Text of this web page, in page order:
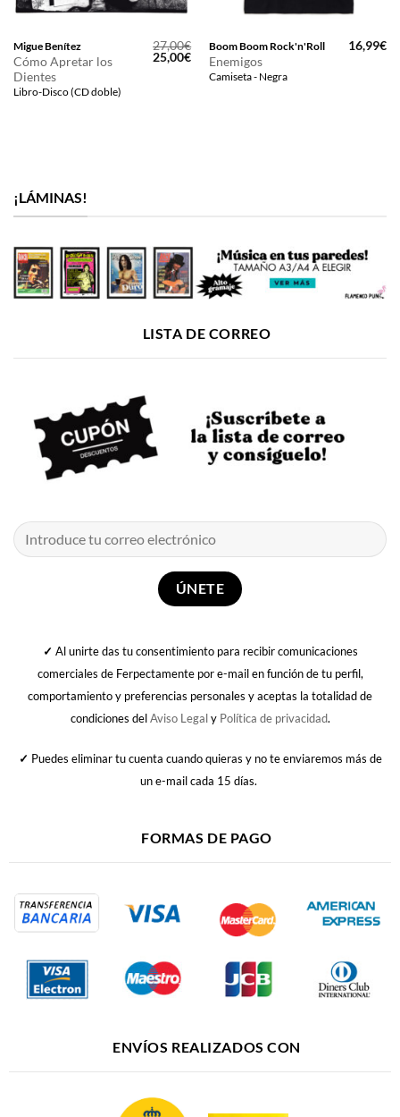
Migue Benítez
Cómo Apretar los
Dientes
Libro-Disco (CD doble)
27,00€
El
precio
25,00€El
precio
actual
Boom Boom Rock'n'Roll
Enemigos
Camiseta - Negra
16,99€
¡LÁMINAS!
LISTA DE CORREO
✓ Al unirte das tu consentimiento para recibir comunicaciones
comerciales de Ferpectamente por e-mail en función de tu perfil,
comportamiento y preferencias personales y aceptas la totalidad de
condiciones delAviso Legaly Política de privacidad.
✓ Puedes eliminar tu cuenta cuando quieras y no te enviaremos más de
un e-mail cada 15 días.
FORMAS DE PAGO
ENVÍOS REALIZADOS CON